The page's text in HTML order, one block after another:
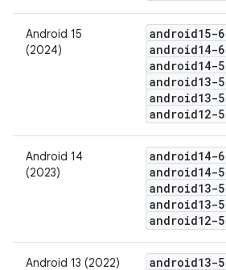
Android 15
(2024)
android15-6
android14-6
android14-5
android13-5
android13-5
android12-5
Android 14
(2023)
android14-6
android14-5
android13-5
android13-5
android12-5
Android 13 (2022) android13-5